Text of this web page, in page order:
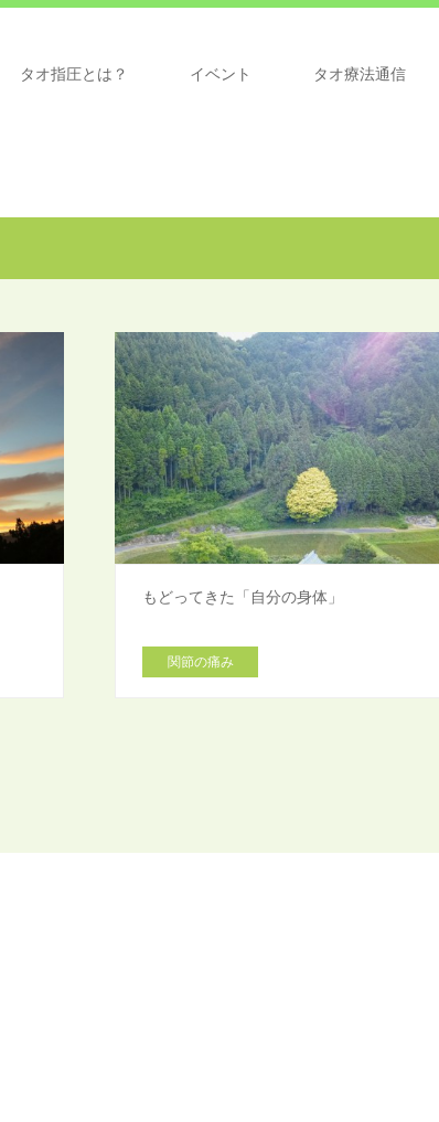
タオ指圧とは？ イベント タオ療法通信
もどってきた「自分の身体」
関節の痛み